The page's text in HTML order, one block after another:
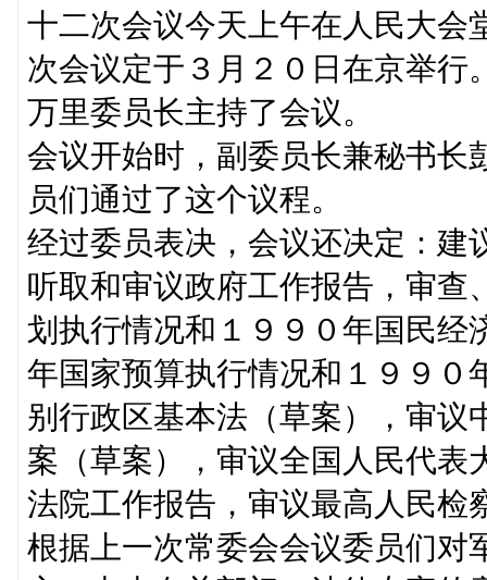
十二次会议今天上午在人民大会
次会议定于３月２０日在京举行
万里委员长主持了会议。
会议开始时，副委员长兼秘书长
员们通过了这个议程。
经过委员表决，会议还决定：建
听取和审议政府工作报告，审查
划执行情况和１９９０年国民经
年国家预算执行情况和１９９０
别行政区基本法（草案），审议
案（草案），审议全国人民代表
法院工作报告，审议最高人民检
根据上一次常委会会议委员们对